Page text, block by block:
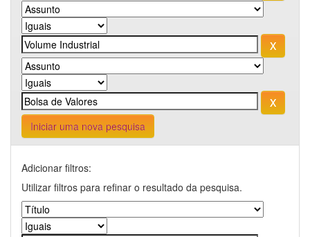
Iniciar uma nova pesquisa
Adicionar filtros:
Utilizar filtros para refinar o resultado da pesquisa.